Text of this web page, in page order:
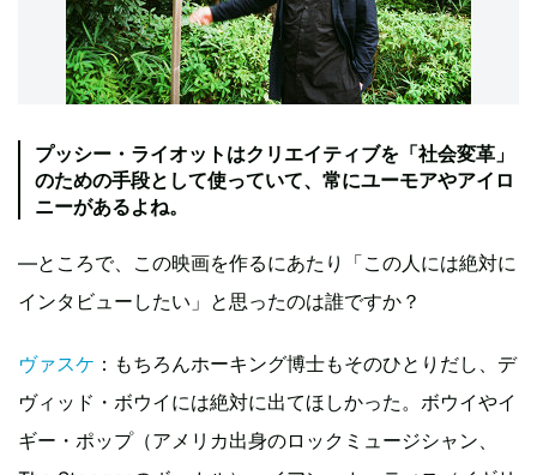
プッシー・ライオットはクリエイティブを「社会変革」
のための手段として使っていて、常にユーモアやアイロ
ニーがあるよね。
―ところで、この映画を作るにあたり「この人には絶対に
インタビューしたい」と思ったのは誰ですか？
ヴァスケ ：もちろんホーキング博士もそのひとりだし、デ
ヴィッド・ボウイには絶対に出てほしかった。ボウイやイ
ギー・ポップ（アメリカ出身のロックミュージシャン、